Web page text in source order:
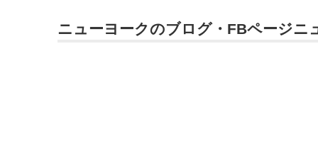
ニューヨークのブログ・FBページニ